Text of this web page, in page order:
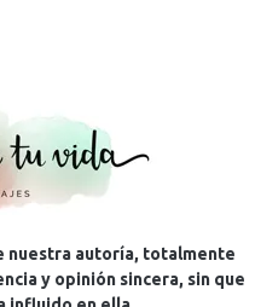
nuestra autoría, totalmente
y opinión sincera, sin que